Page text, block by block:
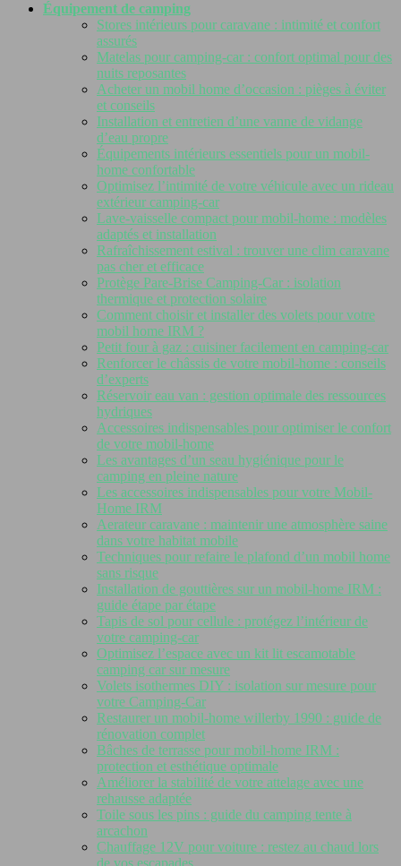
Équipement de camping
Stores intérieurs pour caravane : intimité et confort
assurés
Matelas pour camping-car : confort optimal pour des
nuits reposantes
Acheter un mobil home d’occasion : pièges à éviter
et conseils
Installation et entretien d’une vanne de vidange
d’eau propre
Équipements intérieurs essentiels pour un mobil-
home confortable
Optimisez l’intimité de votre véhicule avec un rideau
extérieur camping-car
Lave-vaisselle compact pour mobil-home : modèles
adaptés et installation
Rafraîchissement estival : trouver une clim caravane
pas cher et efficace
Protège Pare-Brise Camping-Car : isolation
thermique et protection solaire
Comment choisir et installer des volets pour votre
mobil home IRM ?
Petit four à gaz : cuisiner facilement en camping-car
Renforcer le châssis de votre mobil-home : conseils
d’experts
Réservoir eau van : gestion optimale des ressources
hydriques
Accessoires indispensables pour optimiser le confort
de votre mobil-home
Les avantages d’un seau hygiénique pour le
camping en pleine nature
Les accessoires indispensables pour votre Mobil-
Home IRM
Aerateur caravane : maintenir une atmosphère saine
dans votre habitat mobile
Techniques pour refaire le plafond d’un mobil home
sans risque
Installation de gouttières sur un mobil-home IRM :
guide étape par étape
Tapis de sol pour cellule : protégez l’intérieur de
votre camping-car
Optimisez l’espace avec un kit lit escamotable
camping car sur mesure
Volets isothermes DIY : isolation sur mesure pour
votre Camping-Car
Restaurer un mobil-home willerby 1990 : guide de
rénovation complet
Bâches de terrasse pour mobil-home IRM :
protection et esthétique optimale
Améliorer la stabilité de votre attelage avec une
rehausse adaptée
Toile sous les pins : guide du camping tente à
arcachon
Chauffage 12V pour voiture : restez au chaud lors